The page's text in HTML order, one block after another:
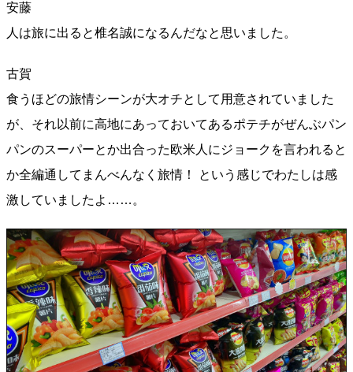
安藤
人は旅に出ると椎名誠になるんだなと思いました。
古賀
食うほどの旅情シーンが大オチとして用意されていました
が、それ以前に高地にあっておいてあるポテチがぜんぶパン
パンのスーパーとか出合った欧米人にジョークを言われると
か全編通してまんべんなく旅情！ という感じでわたしは感
激していましたよ……。